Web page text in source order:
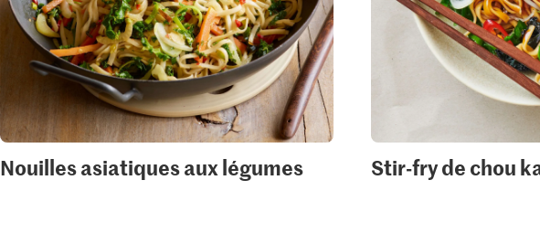
Nouilles asiatiques aux légumes Stir-fry de chou